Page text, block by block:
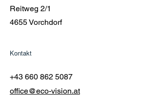
Reitweg 2/1
4655 Vorchdorf
Kontakt
+43 660 862 5087
office@eco-vision.at